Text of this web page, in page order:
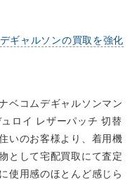
ギャルソンの買取を強化
ベコムデギャルソンマン
ロイ レザーパッチ 切替
いのお客様より、着用機
として宅配買取にて査定
使用感のほとんど感じら